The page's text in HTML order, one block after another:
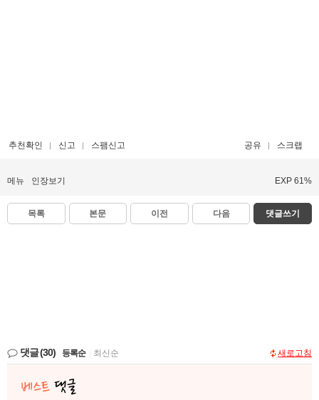
추천확인 신고 스팸신고 공유 스크랩
메뉴 인장보기 EXP 61%
목록 본문 이전 다음 댓글쓰기
댓글(30) 등록순 최신순 새로고침